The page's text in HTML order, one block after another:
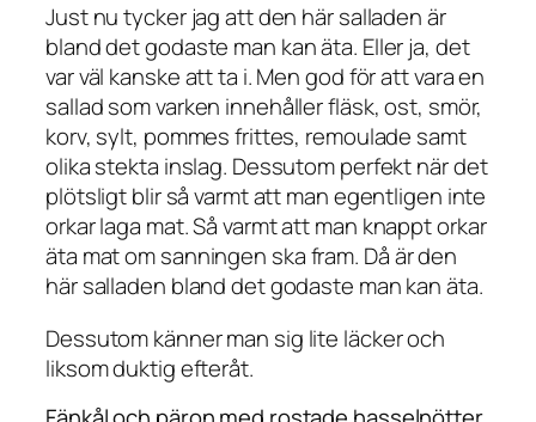
Just nu tycker jag att den här salladen är
bland det godaste man kan äta. Eller ja, det
var väl kanske att ta i. Men god för att vara en
sallad som varken innehåller fläsk, ost, smör,
korv, sylt, pommes frittes, remoulade samt
olika stekta inslag. Dessutom perfekt när det
plötsligt blir så varmt att man egentligen inte
orkar laga mat. Så varmt att man knappt orkar
äta mat om sanningen ska fram. Då är den
här salladen bland det godaste man kan äta.
Dessutom känner man sig lite läcker och
liksom duktig efteråt.